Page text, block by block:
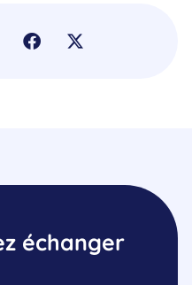
échanger